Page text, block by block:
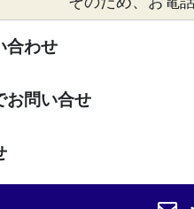
合わせ
お問い合せ